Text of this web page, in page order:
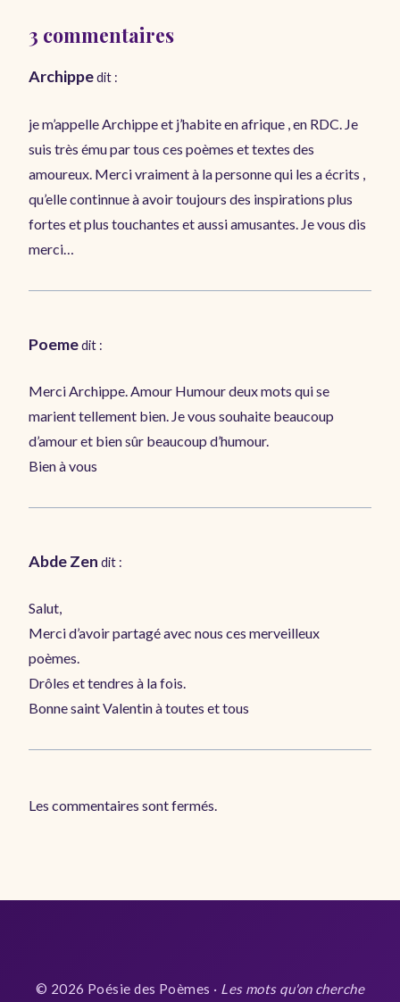
3 commentaires
Archippedit :
je m’appelle Archippe et j’habite en afrique , en RDC. Je
suis très ému par tous ces poèmes et textes des
amoureux. Merci vraiment à la personne qui les a écrits ,
qu’elle continnue à avoir toujours des inspirations plus
fortes et plus touchantes et aussi amusantes. Je vous dis
merci…
Poemedit :
Merci Archippe. Amour Humour deux mots qui se
marient tellement bien. Je vous souhaite beaucoup
d’amour et bien sûr beaucoup d’humour.
Bien à vous
Abde Zen dit :
Salut,
Merci d’avoir partagé avec nous ces merveilleux
poèmes.
Drôles et tendres à la fois.
Bonne saint Valentin à toutes et tous
Les commentaires sont fermés.
© 2026 Poésie des Poèmes · Les mots qu'on cherche